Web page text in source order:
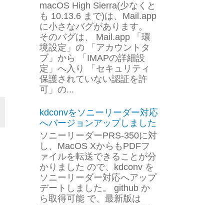
macOS High Sierra(少なくと
も 10.13.6 まで)は、Mail.app
に小さなバグがあります。
そのバグは、 Mail.app 「環
境設定」の 「アカウントタ
ブ」から 「IMAPの詳細設
定」へ入り 「セキュリティ
保護されていない認証を許
可」の...
kdconvをソニーリーダー対応
へバージョンアップしました
ソニーリーダーPRS-350に対
し、MacOS XからもPDFフ
ァイルを転送できることが分
かりました ので、kdconv を
ソニーリーダー対応へアップ
デートしました。 github か
ら取得可能 で、最新版は